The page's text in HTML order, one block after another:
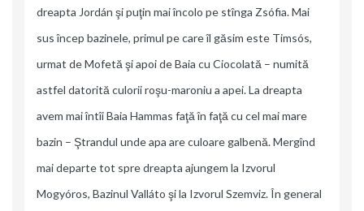
dreapta Jordán şi puţin mai încolo pe stînga Zsófia. Mai
sus încep bazinele, primul pe care îl găsim este Timsós,
urmat de Mofetă şi apoi de Baia cu Ciocolată – numită
astfel datorită culorii roşu-maroniu a apei. La dreapta
avem mai întîi Baia Hammas faţă în faţă cu cel mai mare
bazin – Ştrandul unde apa are culoare galbenă. Mergînd
mai departe tot spre dreapta ajungem la Izvorul
Mogyóros, Bazinul Valláto şi la Izvorul Szemviz. În general